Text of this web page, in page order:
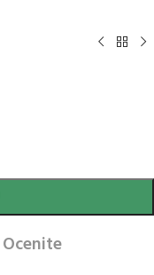
Ocenite